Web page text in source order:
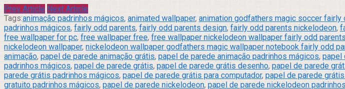
Prev Article Next Article
Tags:animação padrinhos mágicos, animated wallpaper, animation godfathers magic soccer fairly
padrinhos mágicos, fairly odd parents, fairly odd parents design, fairly odd parents nickelodeon,
free wallpaper for pc, free wallpaper free, free wallpaper nickelodeon wallpaper fairly odd parents
nickelodeon wallpaper, nickelodeon wallpaper godfathers magic wallpaper notebook fairly odd
animação, papel de parede animação grátis, papel de parede animação padrinhos mágicos, papel
padrinhos mágicos, papel de parede grátis, papel de parede grátis desenho, papel de parede
parede grátis padrinhos mágicos, papel de parede grátis para computador, papel de parede
gratuito padrinhos mágicos, papel de parede nickelodeon, papel de parede nickelodeon